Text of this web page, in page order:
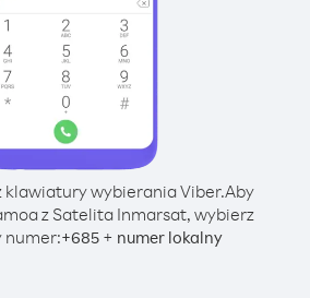
klawiatury wybierania Viber.Aby
z Satelita Inmarsat, wybierz
numer:+685 + numer lokalny